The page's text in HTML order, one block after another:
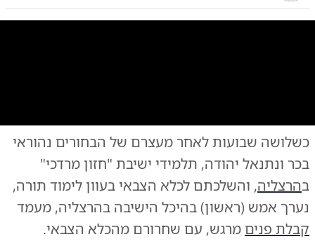
הבחור נהוראי בכר משחזר את מה שחווה בכלא
כשלושה שבועות לאחר מעצרם של הבחורים נהוראי
בכר ונתנאל יהודה, תלמידי ישיבת "חזון מרדכי"
בהרצליה, והשלכתם לכלא הצבאי בעוון לימוד תורה,
נערך אמש (ראשון) בהיכל הישיבה בהרצליה, מעמד
קבלת פנים מרגש, עם שחרורם מהכלא הצבאי.